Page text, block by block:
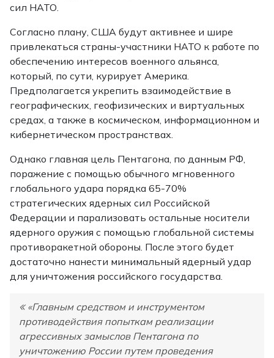
сил НАТО.
Согласно плану, США будут активнее и шире
привлекаться страны-участники НАТО к работе по
обеспечению интересов военного альянса,
который, по сути, курирует Америка.
Предполагается укрепить взаимодействие в
географических, геофизических и виртуальных
средах, а также в космическом, информационном и
кибернетическом пространствах.
Однако главная цель Пентагона, по данным РФ,
поражение с помощью обычного мгновенного
глобального удара порядка 65-70%
стратегических ядерных сил Российской
Федерации и парализовать остальные носители
ядерного оружия с помощью глобальной системы
противоракетной обороны. После этого будет
достаточно нанести минимальный ядерный удар
для уничтожения российского государства.
«Главным средством и инструментом
противодействия попыткам реализации
агрессивных замыслов Пентагона по
уничтожению России путем проведения